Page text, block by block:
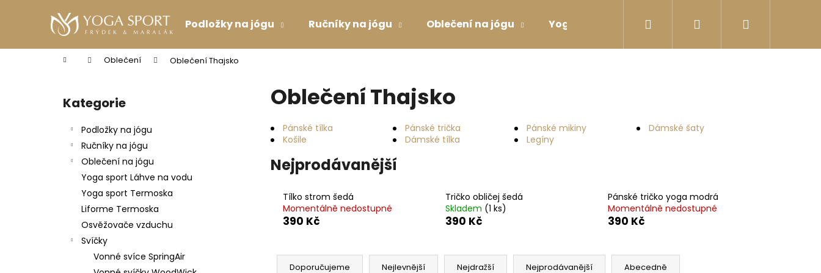
Podložky na jógu Ručníky na jógu Oblečení na jógu Yoga sport Láhve na vodu Yoga sport Termoska
Přihlášení
Domů Oblečení Oblečení Thajsko
Přeskočit
kategorie
Kategorie
Podložky na jógu
Ručníky na jógu
Oblečení na jógu
Yoga sport Láhve na vodu
Yoga sport Termoska
Liforme Termoska
Osvěžovače vzduchu
Svíčky
Vonné svíce SpringAir
Oblečení Thajsko
Pánské tílka Pánské trička Pánské mikiny
Dámské šaty
Košile
Dámské tílka Legíny
Nejprodávanější
Tílko strom šedá
Momentálně nedostupné
390 Kč
Tričko obličej šedá
Skladem (1 ks)
390 Kč
Pánské tričko yoga modrá
Momentálně nedostupné
390 Kč
Ř
Doporučujeme Nejlevnější Nejdražší Nejprodávanější Abecedně
í
Zpět
do
Zpět
do
Doporučujeme
PODPRSENKA VÉČKOVÁ ČERNÁ
PODLOŽKA NA JÓGU LIFORME YOGA
DRES S TYLOVÝMI ZÁDY ČERNÁ